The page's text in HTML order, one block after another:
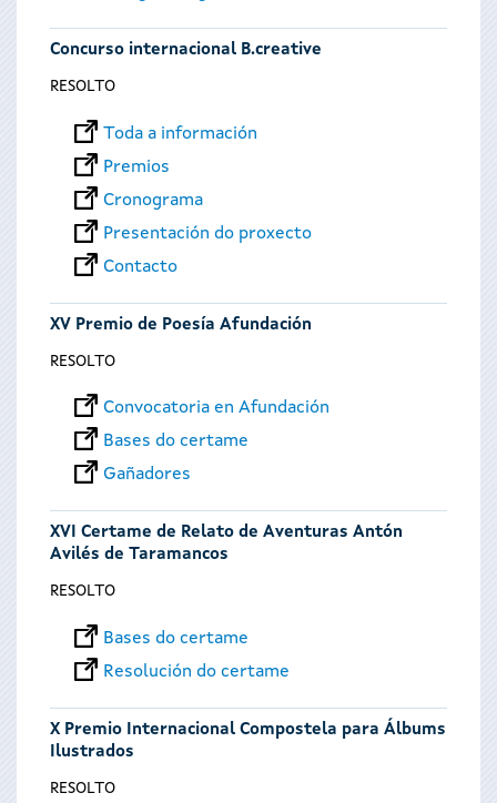
Concurso internacional B.creative
RESOLTO
Toda a información
Premios
Cronograma
Presentación do proxecto
Contacto
XV Premio de Poesía Afundación
RESOLTO
Convocatoria en Afundación
Bases do certame
Gañadores
XVI Certame de Relato de Aventuras Antón
Avilés de Taramancos
RESOLTO
Bases do certame
Resolución do certame
X Premio Internacional Compostela para Álbums
Ilustrados
RESOLTO